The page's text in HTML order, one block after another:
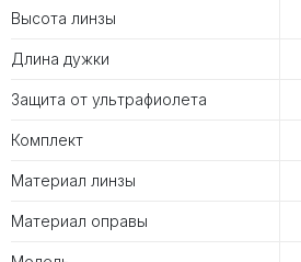
Высота линзы
Длина дужки
Защита от ультрафиолета
Комплект
Материал линзы
Материал оправы